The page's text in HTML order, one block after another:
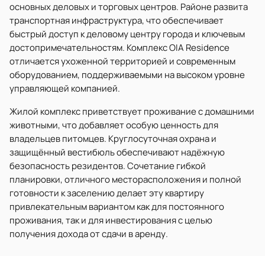
основных деловых и торговых центров. Районе развита
транспортная инфраструктура, что обеспечивает
быстрый доступ к деловому центру города и ключевым
достопримечательностям. Комплекс OIA Residence
отличается ухоженной территорией и современным
оборудованием, поддерживаемыми на высоком уровне
управляющей компанией.
Жилой комплекс приветствует проживание с домашними
животными, что добавляет особую ценность для
владельцев питомцев. Круглосуточная охрана и
защищённый вестибюль обеспечивают надёжную
безопасность резидентов. Сочетание гибкой
планировки, отличного месторасположения и полной
готовности к заселению делает эту квартиру
привлекательным вариантом как для постоянного
проживания, так и для инвестирования с целью
получения дохода от сдачи в аренду.